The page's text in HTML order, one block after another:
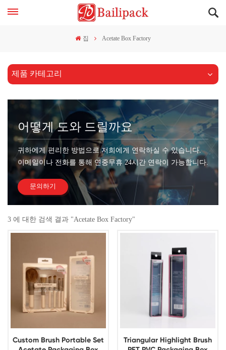
집 Acetate Box Factory
제품 카테고리
어떻게 도와 드릴까요
귀하에게 편리한 방법으로 저희에게 연락하실 수 있습니다.
이메일이나 전화를 통해 연중무휴 24시간 연락이 가능합니다.
문의하기
3 에 대한 검색 결과 "Acetate Box Factory"
Custom Brush Portable Set
Triangular Highlight Brush